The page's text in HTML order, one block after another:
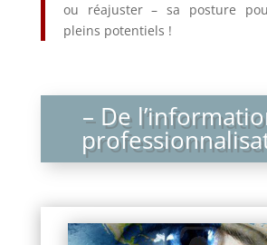
ou réajuster – sa posture
pleins potentiels !
– De